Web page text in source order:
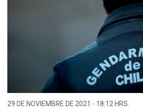
29 DE NOVIEMBRE DE 2021 - 18:12 HRS.